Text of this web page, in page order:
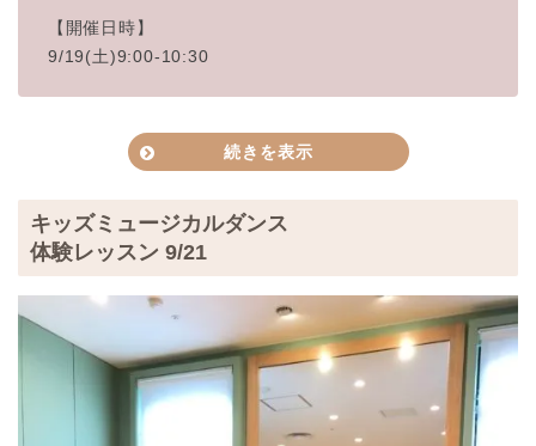
【開催日時】
9/19(土)9:00-10:30
続きを表示
会場
吹田市高野台5-10
参加費
※幼児は事前にご相談ください
キッズミュージカルダンス
体験レッスン 9/21